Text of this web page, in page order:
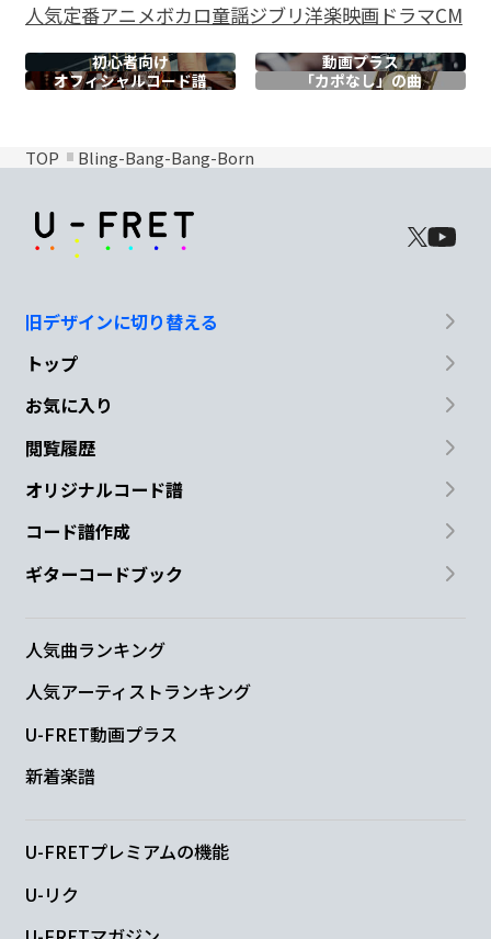
人気定番アニメボカロ童謡ジブリ洋楽映画ドラマCM
初心者向け
動画プラス
オフィシャルコード譜 「カポなし」の曲
TOP Bling-Bang-Bang-Born
旧デザインに切り替える
トップ
お気に入り
閲覧履歴
オリジナルコード譜
コード譜作成
ギターコードブック
人気曲ランキング
人気アーティストランキング
U-FRET動画プラス
新着楽譜
U-FRETプレミアムの機能
U-リク